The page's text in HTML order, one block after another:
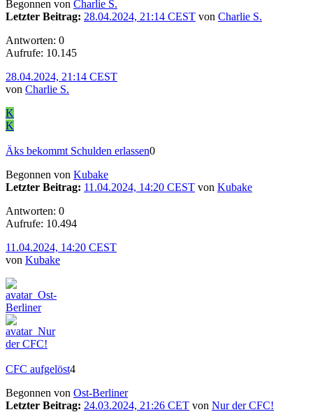
Begonnen von Charlie S.
Letzter Beitrag: 28.04.2024, 21:14 CEST von Charlie S.
Antworten: 0
Aufrufe: 10.145
28.04.2024, 21:14 CEST
von Charlie S.
K
K
Äks bekommt Schulden erlassen0
Begonnen von Kubake
Letzter Beitrag: 11.04.2024, 14:20 CEST von Kubake
Antworten: 0
Aufrufe: 10.494
11.04.2024, 14:20 CEST
von Kubake
CFC aufgelöst4
Begonnen von Ost-Berliner
Letzter Beitrag: 24.03.2024, 21:26 CET von Nur der CFC!